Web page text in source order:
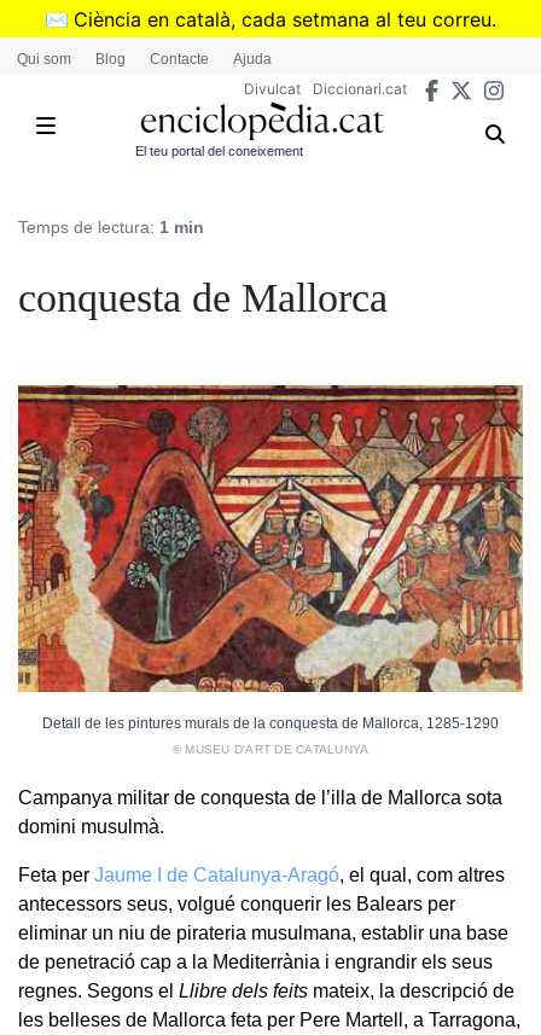
Vés
✉️ Ciència en català, cada setmana al teu correu.
➜Subscriu-te al butlletí de Divulcat
Qui som Blog Contacte Ajuda
Divulcat Diccionari.cat
El teu portal del coneixement
Temps de lectura: 1 min
conquesta de Mallorca
Detall de les pintures murals de la conquesta de Mallorca, 1285-1290
© MUSEU D'ART DE CATALUNYA
Campanya militar de conquesta de l’illa de Mallorca sota
domini musulmà.
Feta per Jaume I de Catalunya-Aragó, el qual, com altres
antecessors seus, volgué conquerir les Balears per
eliminar un niu de pirateria musulmana, establir una base
de penetració cap a la Mediterrània i engrandir els seus
regnes. Segons el Llibre dels feits mateix, la descripció de
les belleses de Mallorca feta per Pere Martell, a Tarragona,